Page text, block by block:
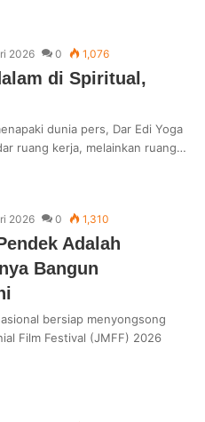
2026 0 1,076
di Spiritual,
dunia pers, Dar Edi Yoga
ruang kerja, melainkan ruang…
2026 0 1,310
Adalah
Bangun
bersiap menyongsong
Film Festival (JMFF) 2026